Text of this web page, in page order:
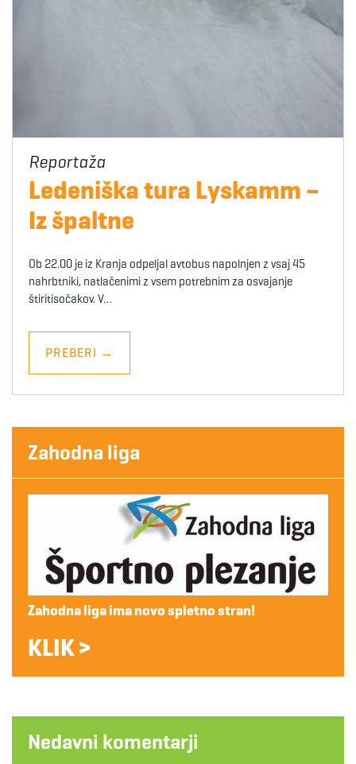
Ledeniška tura Lyskamm –
Iz špaltne
Ob 22.00 je iz Kranja odpeljal avtobus napolnjen z vsaj 45
nahrbtniki, natlačenimi z vsem potrebnim za osvajanje
štiritisočakov. V…
PREBERI →
Zahodna liga
Zahodna liga ima novo spletno stran!
KLIK >
Nedavni komentarji